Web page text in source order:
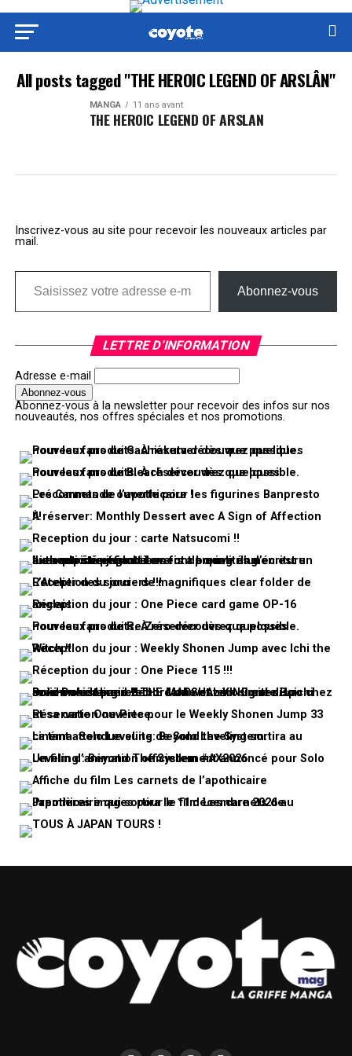
All posts tagged "THE HEROIC LEGEND OF ARSLÂN"
MANGA 11 ans avant
THE HEROIC LEGEND OF ARSLAN
Inscrivez-vous au site pour recevoir les nouveaux articles par
mail.
Saisissez votre adresse e-mail…
Abonnez-vous
LETTRE D’INFORMATION
Adresse e-mail
Abonnez-vous à la newsletter pour recevoir des infos sur nos
nouveautés, nos offres spéciales et nos promotions.